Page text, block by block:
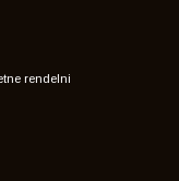
rendelni